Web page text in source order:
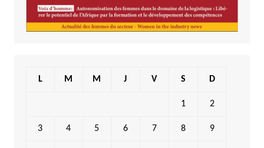
L M M J V S D
1 2
3 4 5 6 7 8 9